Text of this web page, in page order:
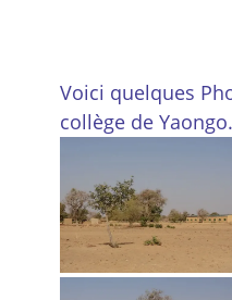
Voici quelques
collège de Yaongo.